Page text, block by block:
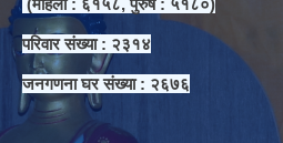
परिवार संख्या : २३१४
जनगणना घर संख्या : २६७६